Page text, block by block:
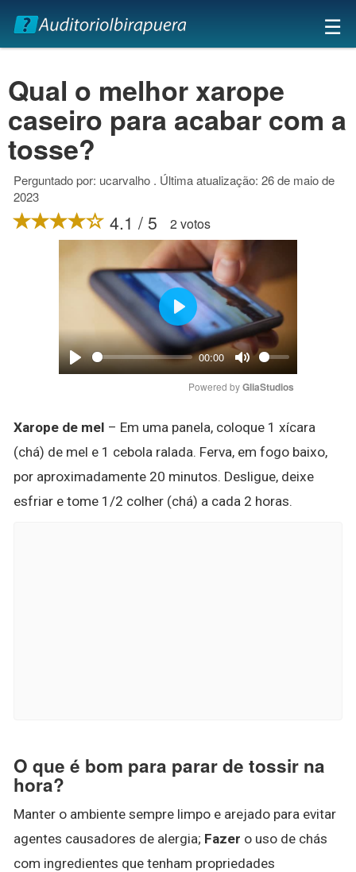
×
☰
Qual o melhor xarope
caseiro para acabar com a
tosse?
Perguntado por: ucarvalho . Última atualização: 26 de maio de
2023
4.1 / 5 2 votos
Play
00:00
Mute
Play
Powered by GliaStudios
Xarope de mel – Em uma panela, coloque 1 xícara
(chá) de mel e 1 cebola ralada. Ferva, em fogo baixo,
por aproximadamente 20 minutos. Desligue, deixe
esfriar e tome 1/2 colher (chá) a cada 2 horas.
O que é bom para parar de tossir na
hora?
Manter o ambiente sempre limpo e arejado para evitar
agentes causadores de alergia; Fazer o uso de chás
com ingredientes que tenham propriedades